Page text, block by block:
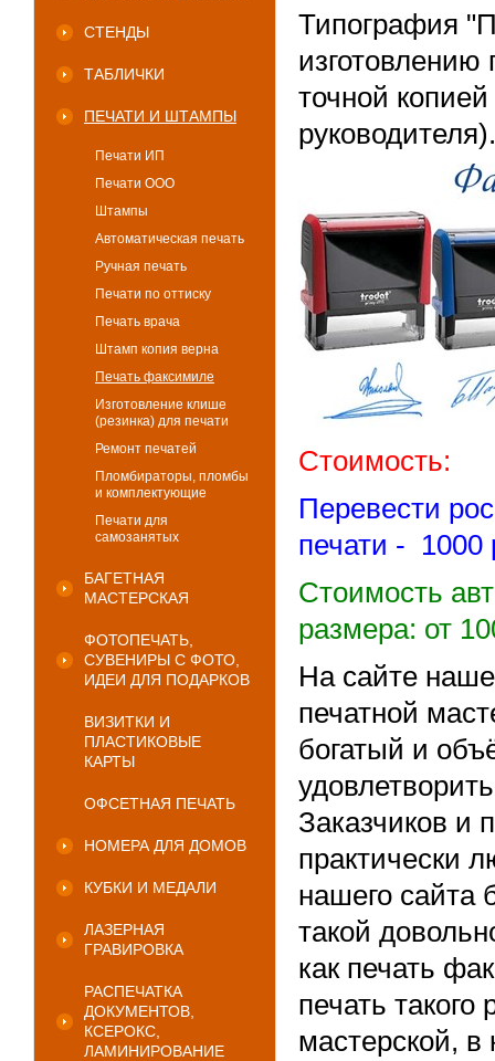
СТЕНДЫ
ТАБЛИЧКИ
ПЕЧАТИ И ШТАМПЫ
Печати ИП
Печати ООО
Штампы
Автоматическая печать
Ручная печать
Печати по оттиску
Печать врача
Штамп копия верна
Печать факсимиле
Изготовление клише
(резинка) для печати
Ремонт печатей
Пломбираторы, пломбы
и комплектующие
Печати для
самозанятых
БАГЕТНАЯ
МАСТЕРСКАЯ
ФОТОПЕЧАТЬ,
СУВЕНИРЫ С ФОТО,
ИДЕИ ДЛЯ ПОДАРКОВ
ВИЗИТКИ И
ПЛАСТИКОВЫЕ
КАРТЫ
ОФСЕТНАЯ ПЕЧАТЬ
НОМЕРА ДЛЯ ДОМОВ
КУБКИ И МЕДАЛИ
ЛАЗЕРНАЯ
ГРАВИРОВКА
РАСПЕЧАТКА
ДОКУМЕНТОВ,
КСЕРОКС,
ЛАМИНИРОВАНИЕ
Типография
изготовлению
точной
руководителя).
Стоимость:
Перевести
печати - 1000
Стоимость
размера: от
На сайте
печатной
богатый и
Заказчиков и
практически
нашего сайта
такой
как печать
печать
мастерской, в